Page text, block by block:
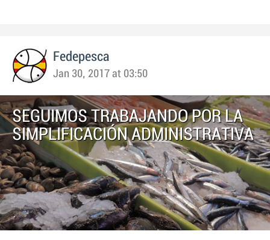
Fedepesca
Jan 30, 2017 at 03:50
SEGUIMOS TRABAJANDO POR LA
SIMPLIFICACIÓN ADMINISTRATIVA